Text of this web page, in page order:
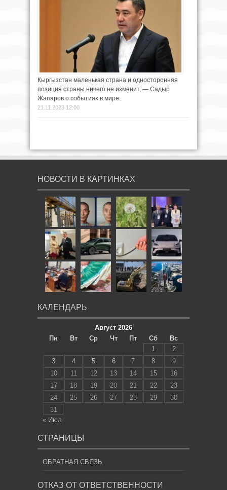
Кыргызстан маленькая страна и односторонняя
позиция страны ничего не изменит, — Садыр
Жапаров о событиях в мире
21.11.2023 12:00
НОВОСТИ В КАРТИНКАХ
КАЛЕНДАРЬ
Август 2026
Пн
Вт Ср Чт Пт Сб
Вс
1
2
3
4 5 6 7 8
9
10
11 12 13 14 15
16
17
18 19 20 21 22
23
24
25 26 27 28 29
30
31
« Июл
СТРАНИЦЫ
ОБРАТНАЯ СВЯЗЬ
ОТКАЗ ОТ ОТВЕТСТВЕННОСТИ